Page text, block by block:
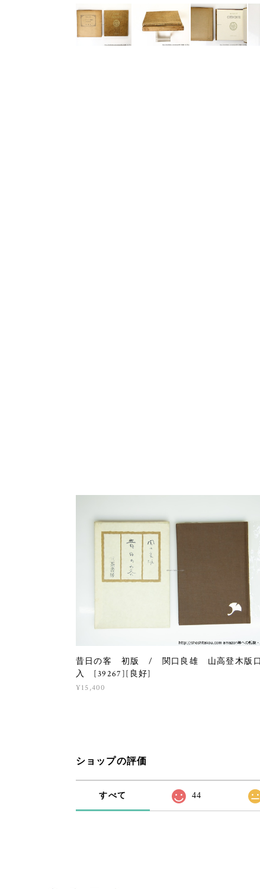
昔日の客 初版 / 関口良雄 山高登木版
入 [39267][良好]
¥15,400
ショップの評価
すべて 44